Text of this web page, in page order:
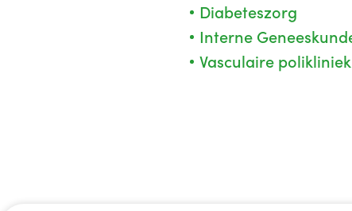
Diabeteszorg
Interne
Vasculaire